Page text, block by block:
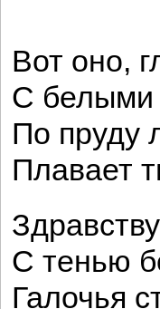
Вот оно,
С белыми
По пруду
Плавает
С тенью
Галочья